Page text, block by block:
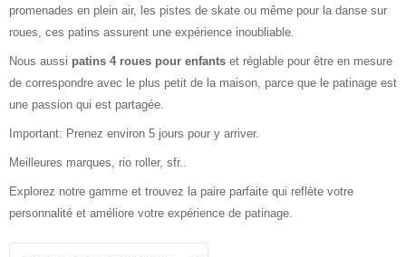
promenades en plein air, les pistes de skate ou même pour la danse sur
roues, ces patins assurent une expérience inoubliable.
Nous aussi patins 4 roues pour enfants et réglable pour être en mesure
de correspondre avec le plus petit de la maison, parce que le patinage est
une passion qui est partagée.
Important: Prenez environ 5 jours pour y arriver.
Meilleures marques, rio roller, sfr..
Explorez notre gamme et trouvez la paire parfaite qui reflète votre
personnalité et améliore votre expérience de patinage.